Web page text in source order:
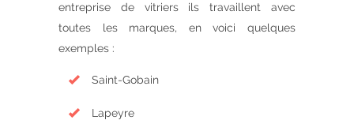
entreprise de vitriers ils travaillent avec
toutes les marques, en voici quelques
exemples :
Saint-Gobain
Lapeyre